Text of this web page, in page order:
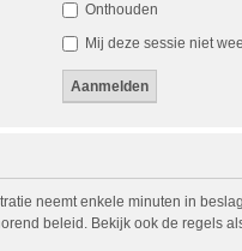
Onthouden
Mij deze sessie niet
neemt enkele minuten in
beleid. Bekijk ook de regels